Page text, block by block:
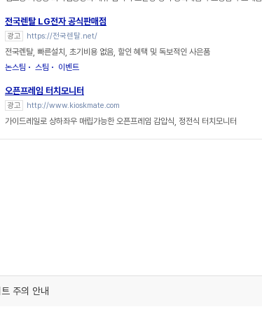
전국렌탈 LG전자 공식판매점
광고 https://전국렌탈.net/
전국렌탈, 빠른설치, 초기비용 없음, 할인 혜택 및 독보적인 사은품
논스팀
스팀 이벤트
오픈프레임 터치모니터
광고 http://www.kioskmate.com
가이드레일로 상하좌우 매립가능한 오픈프레임 감압식, 정전식 터치모니터
주의 안내